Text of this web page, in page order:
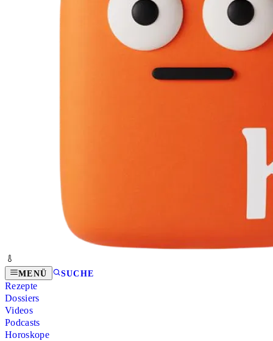
MENÜ SUCHE
Rezepte
Dossiers
Videos
Podcasts
Horoskope